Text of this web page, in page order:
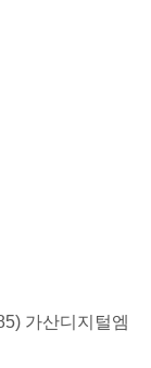
가산디지털엠